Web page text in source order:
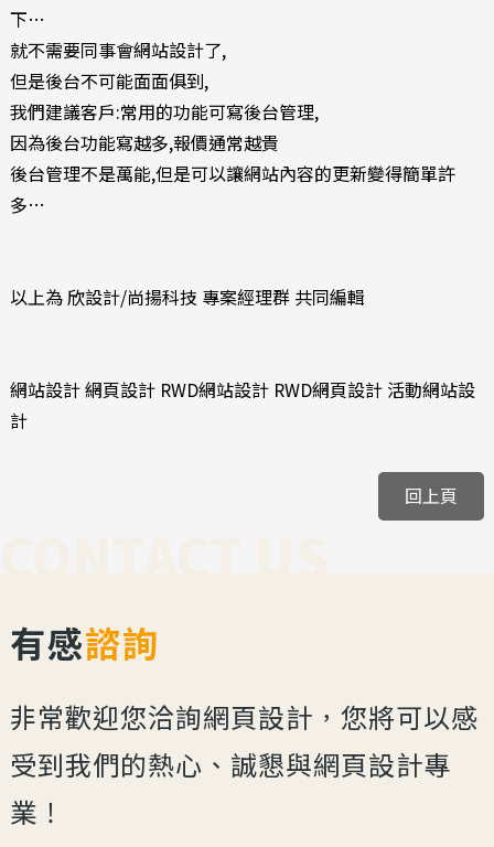
下…
就不需要同事會網站設計了,
但是後台不可能面面俱到,
我們建議客戶:常用的功能可寫後台管理,
因為後台功能寫越多,報價通常越貴
後台管理不是萬能,但是可以讓網站內容的更新變得簡單許
多…
以上為 欣設計/尚揚科技 專案經理群 共同編輯
網站設計 網頁設計 RWD網站設計 RWD網頁設計 活動網站設
計
回上頁
有感諮詢
非常歡迎您洽詢網頁設計，您將可以感
受到我們的熱心、誠懇與網頁設計專
業！